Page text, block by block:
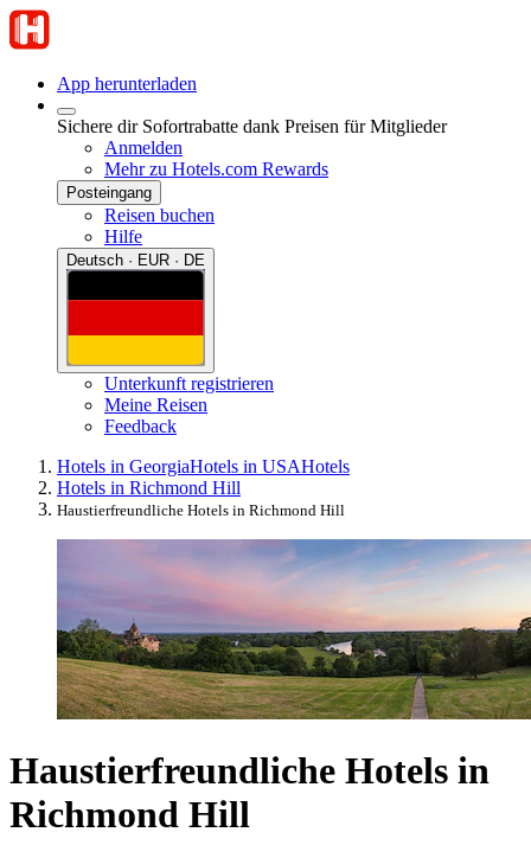
App herunterladen
Sichere dir Sofortrabatte dank Preisen für Mitglieder
Anmelden
Mehr zu Hotels.com Rewards
Posteingang
Reisen buchen
Hilfe
Deutsch · EUR · DE
Unterkunft registrieren
Meine Reisen
Feedback
Hotels in GeorgiaHotels in USAHotels
Hotels in Richmond Hill
Haustierfreundliche Hotels in Richmond Hill
Haustierfreundliche Hotels in
Richmond Hill